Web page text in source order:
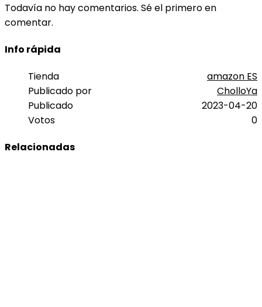
Todavía no hay comentarios. Sé el primero en
comentar.
Info rápida
Tienda
amazon ES
Publicado por
CholloYa
Publicado
2023-04-20
Votos
0
Relacionadas